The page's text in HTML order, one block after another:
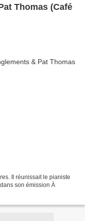
Thomas (Café
Il réunissait le pianiste
son émission À